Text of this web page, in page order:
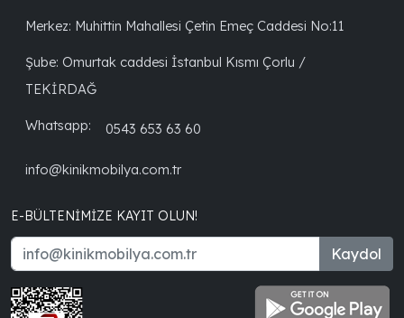
Merkez: Muhittin Mahallesi Çetin Emeç Caddesi No:11
Şube: Omurtak caddesi İstanbul Kısmı Çorlu /
TEKİRDAĞ
Whatsapp: 0543 653 63 60
info@kinikmobilya.com.tr
E-BÜLTENIMIZE KAYIT OLUN!
Kaydol